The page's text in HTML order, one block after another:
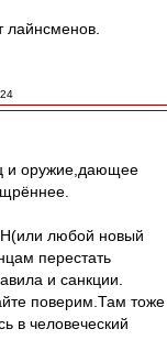
лайнсменов.
и оружие,дающее
любой новый
перестать
и санкции.
поверим.Там тоже
в человеческий